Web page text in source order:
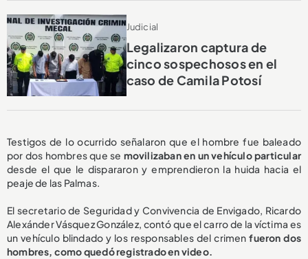
Judicial
Legalizaron captura de
cinco sospechosos en el
caso de Camila Potosí
Testigos de lo ocurrido señalaron que el hombre fue baleado
por dos hombres que se movilizaban en un vehículo particular
desde el que le dispararon y emprendieron la huida hacia el
peaje de las Palmas.
El secretario de Seguridad y Convivencia de Envigado, Ricardo
Alexánder Vásquez González, contó que el carro de la víctima es
un vehículo blindado y los responsables del crimenfueron dos
hombres, como quedó registrado en video.